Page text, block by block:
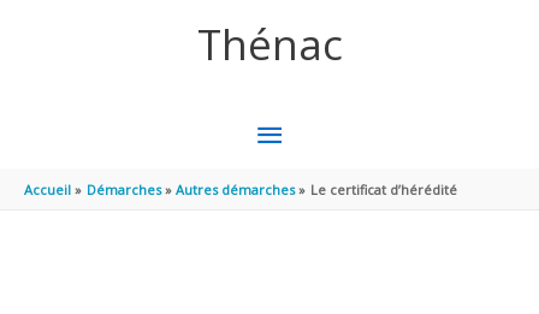
Thénac
MENU
PRINCIPAL
Accueil Démarches Autres démarches Le certificat d’hérédité